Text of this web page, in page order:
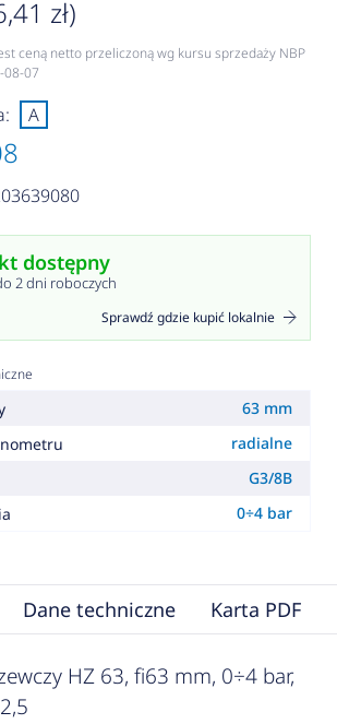
zł)
ceną netto przeliczoną wg kursu sprzedaży NBP
08-07
A
dostępny
2 dni roboczych
Sprawdź gdzie kupić lokalnie
63 mm
radialne
G3/8B
0÷4 bar
Dane techniczne Karta PDF
HZ 63, fi63 mm, 0÷4 bar,